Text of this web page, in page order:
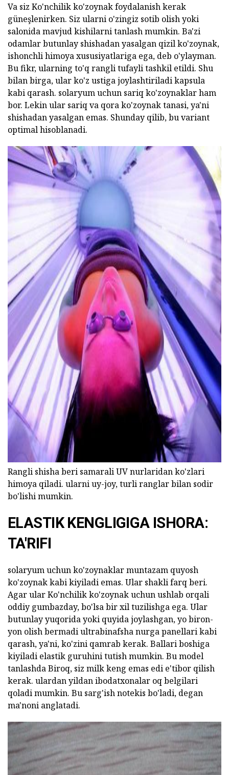
Va siz Ko'nchilik ko'zoynak foydalanish kerak
güneşlenirken. Siz ularni o'zingiz sotib olish yoki
salonida mavjud kishilarni tanlash mumkin. Ba'zi
odamlar butunlay shishadan yasalgan qizil ko'zoynak,
ishonchli himoya xususiyatlariga ega, deb o'ylayman.
Bu fikr, ularning to'q rangli tufayli tashkil etildi. Shu
bilan birga, ular ko'z ustiga joylashtiriladi kapsula
kabi qarash. solaryum uchun sariq ko'zoynaklar ham
bor. Lekin ular sariq va qora ko'zoynak tanasi, ya'ni
shishadan yasalgan emas. Shunday qilib, bu variant
optimal hisoblanadi.
ad
Rangli shisha beri samarali UV nurlaridan ko'zlari
himoya qiladi. ularni uy-joy, turli ranglar bilan sodir
bo'lishi mumkin.
ELASTIK KENGLIGIGA ISHORA:
TA'RIFI
solaryum uchun ko'zoynaklar muntazam quyosh
ko'zoynak kabi kiyiladi emas. Ular shakli farq beri.
Agar ular Ko'nchilik ko'zoynak uchun ushlab orqali
oddiy gumbazday, bo'lsa bir xil tuzilishga ega. Ular
butunlay yuqorida yoki quyida joylashgan, yo biron-
yon olish bermadi ultrabinafsha nurga panellari kabi
qarash, ya'ni, ko'zini qamrab kerak. Ballari boshiga
kiyiladi elastik guruhini tutish mumkin. Bu model
tanlashda Biroq, siz milk keng emas edi e'tibor qilish
kerak. ulardan yildan ibodatxonalar oq belgilari
qoladi mumkin. Bu sarg'ish notekis bo'ladi, degan
ma'noni anglatadi.